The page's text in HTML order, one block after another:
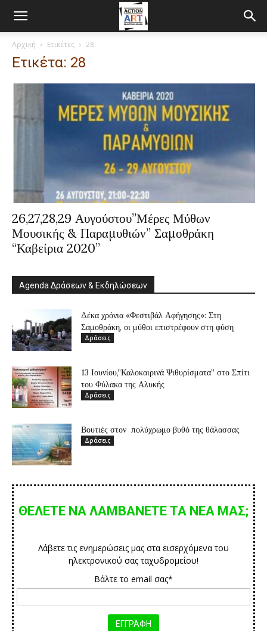
Αρχική Ετικέτες 28
Ετικέτα: 28
26,27,28,29 Αυγούστου”Μέρες Μύθων
Μουσικής & Παραμυθιών” Σαμοθράκη
“Καβείρια 2020”
Agenda Δράσεων & Εκδηλώσεων
Δέκα χρόνια «Φεστιβάλ Αφήγησης»: Στη
Σαμοθράκη, οι μύθοι επιστρέφουν στη φύση
Δράσεις
13 Ιουνίου,”Καλοκαιρινά Ψιθυρίσματα” στο Σπίτι
του Φύλακα της Αλυκής
Δράσεις
Βουτιές στον πολύχρωμο βυθό της θάλασσας
Δράσεις
ΘΕΛΕΤΕ ΝΑ ΛΑΜΒΑΝΕΤΕ ΤΑ ΝΕΑ ΜΑΣ;
Λάβετε τις ενημερώσεις μας στα εισερχόμενα του
ηλεκτρονικού σας ταχυδρομείου!
Βάλτε το email σας*